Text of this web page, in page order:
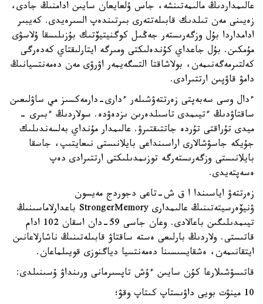
عالىمداردىڭ مالىمەتىنشە، جاس ۇلعايعان سايىن ادامنىڭ جادى،
زەيىنى مەن تىلدىك قابىلەتتەرى بىرتىندەپ السىرەيدى. كەيبىر
ادامداردا بۇل وزگەرىستەر جەڭىل كوگنيتيۆتىك بۇزىلىسقا ۇلاسۋى
مۇمكىن. بۇل جاعداي كۇندەلىكتى ومىرگە ايتارلىقتاي كەدەرگى
كەلتىرمەگەنىمەن، بولاشاقتا التسگەيمەر اۋرۋى مەن دەمەنتسيانىڭ
دامۋ قاۋپىن ارتتىرادى.
ءدال وسى سەبەپتى زەرتتەۋشىلەر ءدارى-دارمەكسىز مي ساۋلىعىن
ساقتاۋدىڭ ءتيىمدى تاسىلدەرىن ىزدەۋدە. سولاردىڭ ءبىرى -
ميدى تۇراقتى تۇردە جاتتىقتىرۋ. عالىمدار مۇنداي بەلسەندىلىك
جۇيكە جاسۋشالارى اراسىنداعى بايلانىستى نىعايتىپ، جاسقا
بايلانىستى وزگەرىستەرگە توزىمدىلىكتى ارتتىرادى دەپ
ەسەپتەيدى.
زەرتتەۋ اياسىندا ا ق ش-تاعى دجوردج مەيسون
ۋنيۆەرسيتەتىنىڭ عالىمدارى StrongerMemory باعدارلاماسىنىڭ
تيىمدىلىگىن باعالادى. وعان جاسى 59-دان اسقان 102 ادام
قاتىستى. ولاردىڭ بارلىعى ەستە ساقتاۋ قابىلەتىنىڭ ناشارلاعانىن
ايتقانىمەن، ەشقايسىسىنا دەمەنتسيا دياگنوزى قويىلماعان.
قاتىسۋشىلارعا كۇن سايىن ءۇش تاپسىرمانى ورىنداۋ ۇسىنىلدى:
10 مينۋت بويى داۋىستاپ كىتاپ وقۋ؛